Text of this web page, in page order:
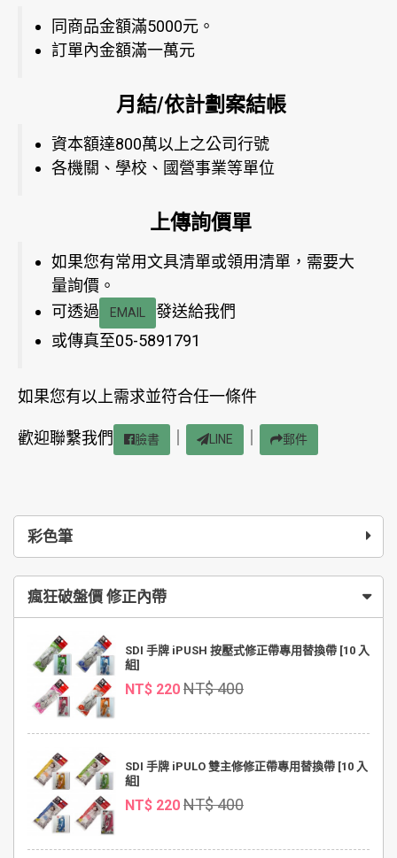
彩色筆
瘋狂破盤價 修正內帶
SDI 手牌 iPUSH 按壓式修正帶專用替換帶 [10 入
組]
NT$ 220 NT$ 400
SDI 手牌 iPULO 雙主修修正帶專用替換帶 [10 入
組]
NT$ 220 NT$ 400
同商品金額滿5000元。
訂單內金額滿一萬元
月結/依計劃案結帳
資本額達800萬以上之公司行號
各機關、學校、國營事業等單位
上傳詢價單
如果您有常用文具清單或領用清單，需要大
量詢價。
可透過
EMAIL
發送給我們
或傳真至05-5891791
如果您有以上需求並符合任一條件
歡迎聯繫我們 臉書 LINE 郵件